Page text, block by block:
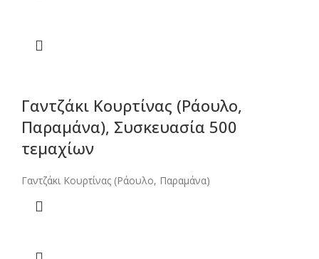
Γαντζάκι Κουρτίνας (Ράουλο,
Παραμάνα), Συσκευασία 500
τεμαχίων
Γαντζάκι Κουρτίνας (Ράουλο, Παραμάνα)